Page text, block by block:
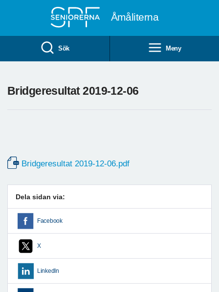
Åmåliterna
Sök Meny
Bridgeresultat 2019-12-06
Bridgeresultat 2019-12-06.pdf
Dela sidan via:
Facebook
X
LinkedIn